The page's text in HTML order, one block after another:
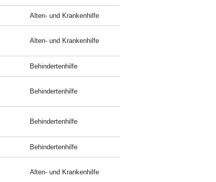
Alten- und Krankenhilfe
Alten- und Krankenhilfe
Behindertenhilfe
Behindertenhilfe
Behindertenhilfe
Behindertenhilfe
Alten- und Krankenhilfe